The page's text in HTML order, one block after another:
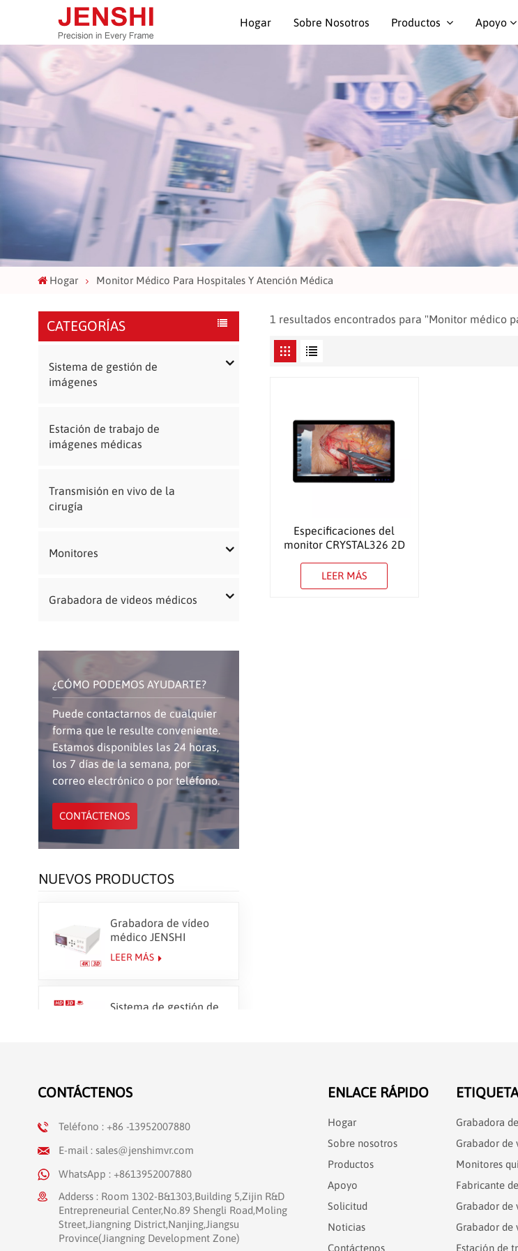
Hogar Sobre Nosotros Productos Apoyo
Hogar Monitor Médico Para Hospitales Y Atención Médica
CATEGORÍAS
Sistema de gestión de
imágenes
Estación de trabajo de
imágenes médicas
Transmisión en vivo de la
cirugía
Monitores
Grabadora de videos médicos
¿CÓMO PODEMOS AYUDARTE?
Puede contactarnos de cualquier
forma que le resulte conveniente.
Estamos disponibles las 24 horas,
los 7 días de la semana, por
correo electrónico o por teléfono.
CONTÁCTENOS
NUEVOS PRODUCTOS
Grabadora de vídeo
médico JENSHI
CloudCapture 4K
LEER MÁS
Sistema de gestión de
Transmisiones
LEER MÁS
1 resultados encontrados para "Monitor médico
Especificaciones del
monitor CRYSTAL326 2D
LEER MÁS
CONTÁCTENOS
Teléfono : +86 -13952007880
E-mail : sales@jenshimvr.com
WhatsApp : +8613952007880
Adderss : Room 1302-B&1303,Building 5,Zijin R&D
Entrepreneurial Center,No.89 Shengli Road,Moling
Street,Jiangning District,Nanjing,Jiangsu
Province(Jiangning Development Zone)
ENLACE RÁPIDO
Hogar
Sobre nosotros
Productos
Apoyo
Solicitud
Noticias
Contáctenos
Grabadora
Grabador de
Monitores
Fabricante
Grabador de
Grabador de
Estación de